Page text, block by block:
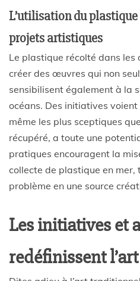
L’utilisation du
projets artistiques
Le plastique récolté dans les
créer des œuvres qui non
sensibilisent également à la
océans. Des initiatives
même les plus sceptiques
récupéré, a toute une
pratiques encouragent la
collecte de plastique en
problème en une source
Les initiatives et
redéfinissent